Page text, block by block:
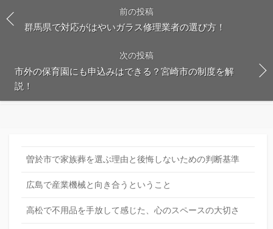
前の投稿
群馬県で対応がはやいガラス修理業者の選び方！
次の投稿
市外の保育園にも申込みはできる？宮崎市の制度を解
説！
曽於市で家族葬を選ぶ理由と後悔しないための判断基準
広島で産業機械と向き合うということ
高松で不用品を手放して感じた、心のスペースの大切さ